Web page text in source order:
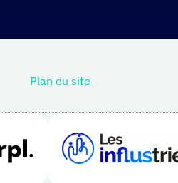
Plan du site